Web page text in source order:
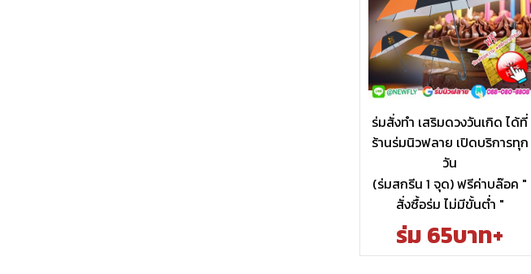
ร่มสั่งทำ เสริมดวงวันเกิด ได้ที่
ร้านร่มนิวฟลาย เปิดบริการทุก
วัน
(ร่มสกรีน 1 จุด) ฟรีค่าบล๊อค "
สั่งซื้อร่ม ไม่มีขั้นต่ำ "
ร่ม 65บาท+